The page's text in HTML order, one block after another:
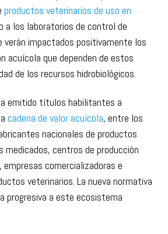
productos veterinarios de uso en
a los laboratorios de control de
verán impactados positivamente los
acuícola que dependen de estos
de los recursos hidrobiológicos.
emitido títulos habilitantes a
cadena de valor acuícola, entre los
nacionales de productos
medicados, centros de producción
comercializadoras e
veterinarios. La nueva normativa
progresiva a este ecosistema